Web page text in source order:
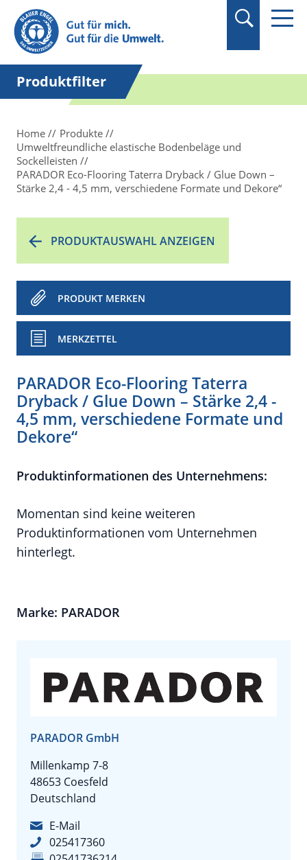
Suchbegriff in
Anführungszeichen
setzen.
Produktfilter
Home
Produkte
Umweltfreundliche elastische Bodenbeläge und
Sockelleisten
PARADOR Eco-Flooring Taterra Dryback / Glue Down –
Stärke 2,4 - 4,5 mm, verschiedene Formate und Dekore“
PRODUKTAUSWAHL ANZEIGEN
PRODUKT MERKEN
MERKZETTEL
PARADOR Eco-Flooring Taterra
Dryback / Glue Down – Stärke 2,4 -
4,5 mm, verschiedene Formate und
Dekore“
Produktinformationen des Unternehmens:
Momentan sind keine weiteren
Produktinformationen vom Unternehmen
hinterlegt.
Marke: PARADOR
PARADOR GmbH
Millenkamp 7-8
48653 Coesfeld
Deutschland
E-Mail
025417360